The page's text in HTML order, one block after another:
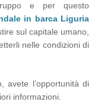
e per questo
in barca Liguria
sul capitale umano,
nelle condizioni di
avete l’opportunità di
informazioni.